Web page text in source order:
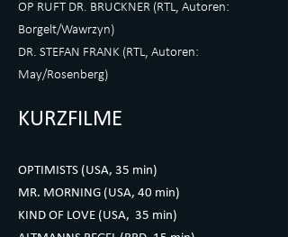
OP RUFT DR. BRUCKNER (RTL, Autoren:
Borgelt/Wawrzyn)
DR. STEFAN FRANK (RTL, Autoren:
May/Rosenberg)
KURZFILME
OPTIMISTS (USA, 35 min)
MR. MORNING (USA, 40 min)
KIND OF LOVE (USA, 35 min)